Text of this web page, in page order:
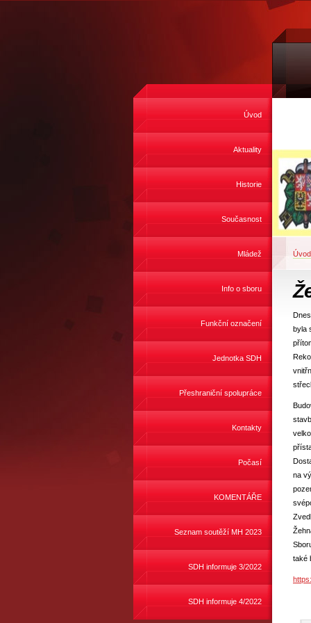
Úvod
Aktuality
Historie
Současnost
Mládež
Info o sboru
Funkční označení
Jednotka SDH
Přeshraniční spolupráce
Kontakty
Počasí
KOMENTÁŘE
Seznam soutěží MH 2023
SDH informuje 3/2022
SDH informuje 4/2022
Úvod
byla
na
také